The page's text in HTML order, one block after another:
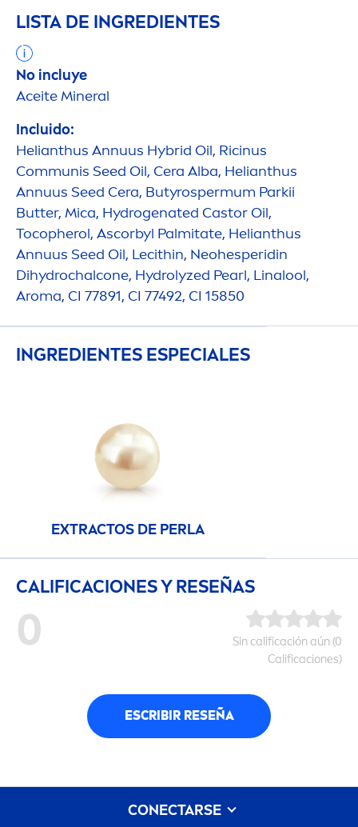
LISTA DE INGREDIENTES
No incluye
Aceite Mineral
Incluido:
Helianthus Annuus Hybrid Oil, Ricinus
Communis Seed Oil, Cera Alba, Helianthus
Annuus Seed Cera, Butyrospermum Parkii
Butter, Mica, Hydrogenated Castor Oil,
Tocopherol, Ascorbyl Palmitate, Helianthus
Annuus Seed Oil, Lecithin, Neohesperidin
Dihydrochalcone, Hydrolyzed Pearl, Linalool,
Aroma, CI 77891, CI 77492, CI 15850
INGREDIENTES ESPECIALES
EXTRACTOS DE PERLA
CALIFICACIONES Y RESEÑAS
0
Sin calificación aún (0
Calificaciones)
ESCRIBIR RESEÑA
CONECTARSE